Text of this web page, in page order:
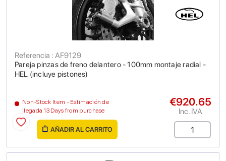
Pareja pinzas de freno delantero - 100mm montaje radial -
HEL (incluye pistones)
Referencia : AF9129
Non-Stock Item - Estimación de
llegada 13 Days from purchase
€920.65
Inc. IVA
AÑADIR AL CARRITO